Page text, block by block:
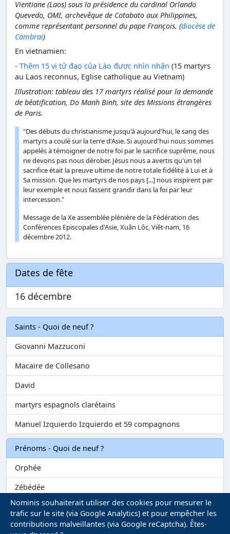
Vientiane (Laos) sous la présidence du cardinal Orlando
Quevedo, OMI, archevêque de Cotabato aux Philippines,
comme représentant personnel du pape François. (diocèse de
Cambrai)
En vietnamien:
- Thêm 15 vị tử đạo của Lào được nhìn nhận (15 martyrs
au Laos reconnus, Eglise catholique au Vietnam)
Illustration: tableau des 17 martyrs réalisé pour la demande
de béatification, Do Manh Binh, site des Missions étrangères
de Paris.
"Des débuts du christianisme jusqu'à aujourd'hui, le sang des
martyrs a coulé sur la terre d'Asie. Si aujourd'hui nous sommes
appelés à témoigner de notre foi par le sacrifice suprême, nous
ne devons pas nous dérober. Jésus nous a avertis qu'un tel
sacrifice était la preuve ultime de notre totale fidélité à Lui et à
Sa mission. Que les martyrs de nos pays [...] nous inspirent par
leur exemple et nous fassent grandir dans la foi par leur
intercession."
Message de la Xe assemblée plénière de la Fédération des
Conférences Episcopales d'Asie, Xuân Lộc, Viêt-nam, 16
décembre 2012.
Dates de fête
16 décembre
Saints - Quoi de neuf ?
Giovanni Mazzuconi
Macaire de Collesano
David
martyrs espagnols clarétains
Manuel Izquierdo Izquierdo et 59 compagnons
Prénoms - Quoi de neuf ?
Orphée
Zébédée
Melvil
Matilin
Nominis souhaiterait utiliser des cookies pour mesurer le
trafic sur le site (via Google Analytics) et pour empêcher les
contributions malveillantes (via Google reCaptcha). Êtes-